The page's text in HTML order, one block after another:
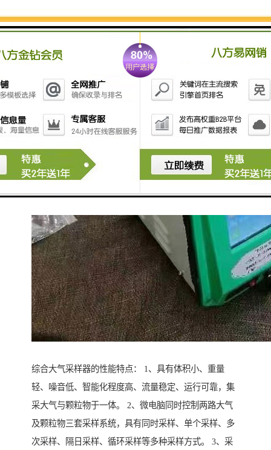
综合大气采样器的性能特点： 1、具有体积小、重量
轻、噪音低、智能化程度高、流量稳定、运行可靠，集
采大气与颗粒物于一体。 2、微电脑同时控制两路大气
及颗粒物三套采样系统，具有同时采样、单个采样、多
次采样、隔日采样、循环采样等多种采样方式。 3、采